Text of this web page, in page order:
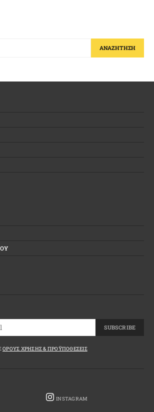
ΑΝΑΖΉΤΗΣΗ
SUBSCRIBE
ΌΡΟΥΣ ΧΡΉΣΗΣ & ΠΡΟΫΠΟΘΈΣΕΙΣ
INSTAGRAM